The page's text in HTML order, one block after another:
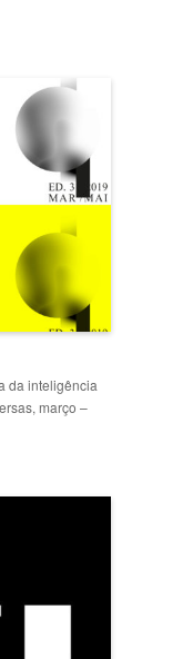
da inteligência
março –